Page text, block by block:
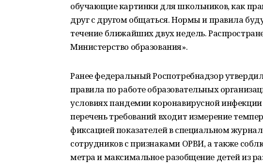
обучающие картинки для школьников, как
друг с другом общаться. Нормы и правила
течение ближайших двух недель.
Министерство образования».
Ранее федеральный Роспотребнадзор
правила по работе образовательных
условиях пандемии коронавирусной инфекции
перечень требований входит измерение
фиксацией показателей в специальном
сотрудников с признаками ОРВИ, а также
метра и максимальное разобщение детей из